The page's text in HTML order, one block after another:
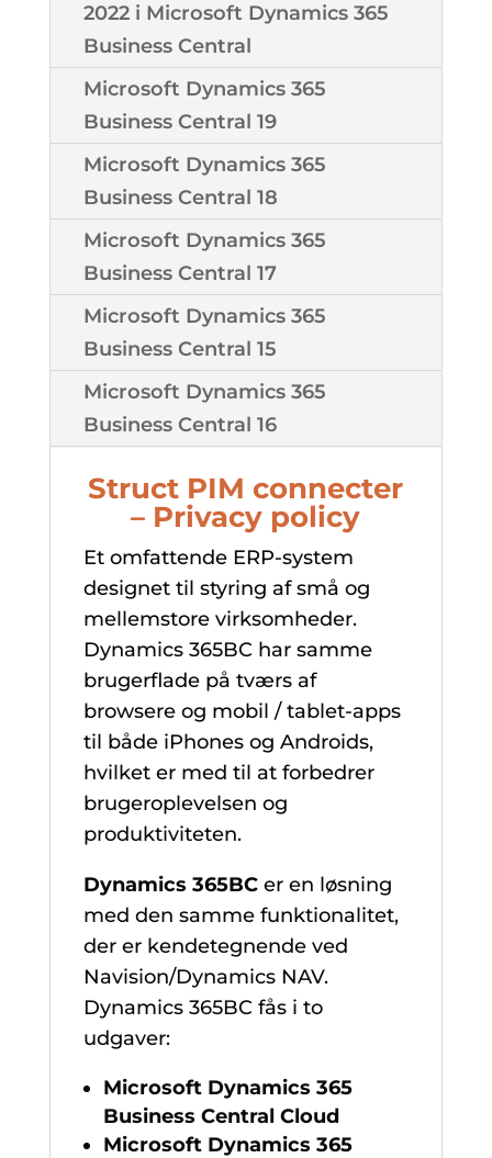
2022 i Microsoft Dynamics 365
Business Central
Microsoft Dynamics 365
Business Central 19
Microsoft Dynamics 365
Business Central 18
Microsoft Dynamics 365
Business Central 17
Microsoft Dynamics 365
Business Central 15
Microsoft Dynamics 365
Business Central 16
Struct PIM connecter
– Privacy policy
Et omfattende ERP-system
designet til styring af små og
mellemstore virksomheder.
Dynamics 365BC har samme
brugerflade på tværs af
browsere og mobil / tablet-apps
til både iPhones og Androids,
hvilket er med til at forbedrer
brugeroplevelsen og
produktiviteten.
Dynamics 365BC er en løsning
med den samme funktionalitet,
der er kendetegnende ved
Navision/Dynamics NAV.
Dynamics 365BC fås i to
udgaver:
Microsoft Dynamics 365
Business Central Cloud
Microsoft Dynamics 365